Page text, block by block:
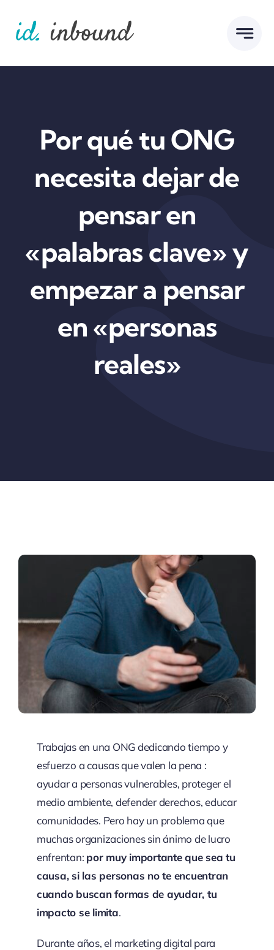
content
Por qué tu ONG
necesita dejar de
pensar en
«palabras clave» y
empezar a pensar
en «personas
reales»
Trabajas en una ONG dedicando tiempo y
esfuerzo a causas que valen la pena :
ayudar a personas vulnerables, proteger el
medio ambiente, defender derechos, educar
comunidades. Pero hay un problema que
muchas organizaciones sin ánimo de lucro
enfrentan: por muy importante que sea tu
causa, si las personas no te encuentran
cuando buscan formas de ayudar, tu
impacto se limita.
Durante años, el marketing digital para